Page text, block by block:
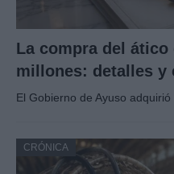
La compra del ático
millones: detalles y
El Gobierno de Ayuso
CRÓNICA